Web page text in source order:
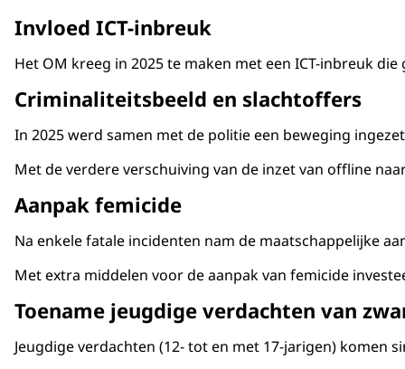
Invloed ICT-inbreuk
Het OM kreeg in 2025 te maken met een ICT-inbreuk
Criminaliteitsbeeld en slachtoffers
In 2025 werd samen met de politie een beweging
Met de verdere verschuiving van de inzet van offline
Aanpak femicide
Na enkele fatale incidenten nam de maatschappelijke
Met extra middelen voor de aanpak van femicide
Toename jeugdige verdachten van
Jeugdige verdachten (12- tot en met 17-jarigen)